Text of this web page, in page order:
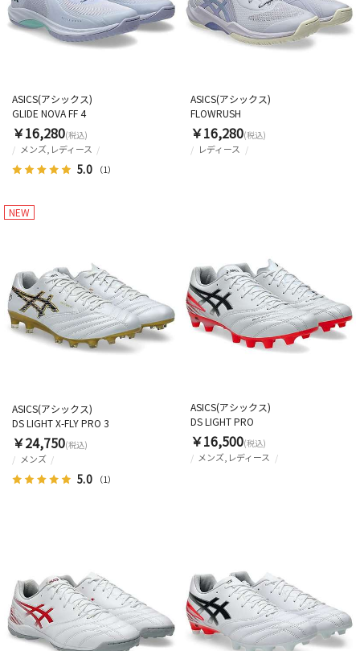
メンズ,レディース
5.0 （1）
ASICS(アシックス)
GLIDE NOVA FF 4
￥16,280(税込)
レディース
ASICS(アシックス)
FLOWRUSH
￥16,280(税込)
NEW
メンズ
5.0 （1）
ASICS(アシックス)
DS LIGHT X-FLY PRO 3
￥24,750(税込)
メンズ,レディース
ASICS(アシックス)
DS LIGHT PRO
￥16,500(税込)